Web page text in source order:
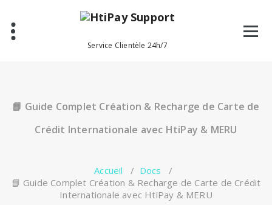
contenu
Service Clientèle 24h/7
📘 Guide Complet Création & Recharge de Carte de
Crédit Internationale avec HtiPay & MERU
Accueil / Docs /
📘 Guide Complet Création & Recharge de Carte de Crédit
Internationale avec HtiPay & MERU